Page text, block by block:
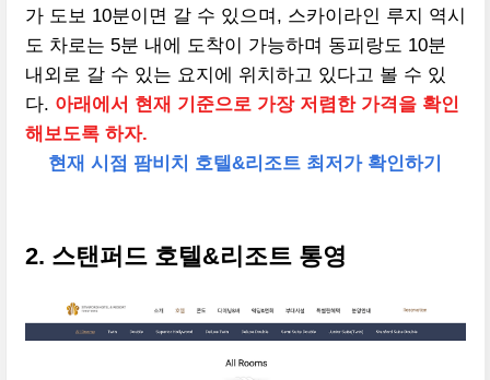
가 도보 10분이면 갈 수 있으며, 스카이라인 루지 역시
도 차로는 5분 내에 도착이 가능하며 동피랑도 10분
내외로 갈 수 있는 요지에 위치하고 있다고 볼 수 있
다. 아래에서 현재 기준으로 가장 저렴한 가격을 확인
해보도록 하자.
현재 시점 팜비치 호텔&리조트 최저가 확인하기
2. 스탠퍼드 호텔&리조트 통영